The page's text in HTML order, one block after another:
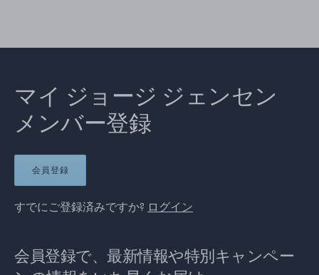
マイ ジョージ ジェンセン
メンバー登録
会員登録
すでにご登録済みですか? ログイン
会員登録で、最新情報や特別キャンペー